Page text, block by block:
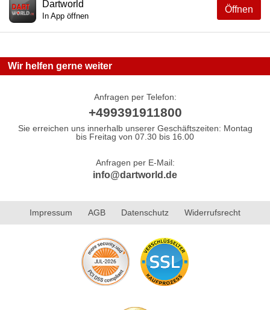
Öffnen
Dartworld
In App öffnen
Wir helfen gerne weiter
Anfragen per Telefon:
+499391911800
Sie erreichen uns innerhalb unserer Geschäftszeiten: Montag
bis Freitag von 07.30 bis 16.00
Anfragen per E-Mail:
info@dartworld.de
Impressum AGB Datenschutz Widerrufsrecht